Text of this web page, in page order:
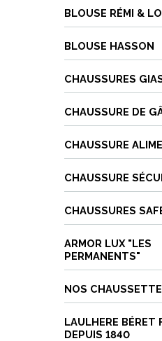
BLOUSE RÉMI &
BLOUSE HASSON
CHAUSSURES
CHAUSSURE DE
CHAUSSURE
CHAUSSURE
CHAUSSURES
ARMOR LUX "LES
PERMANENTS"
NOS
LAULHERE BÉRET
DEPUIS 1840